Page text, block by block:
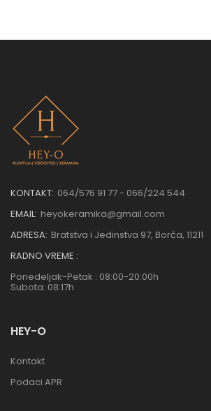
KONTAKT: 064/576 91 77 - 066/224 544
EMAIL: heyokeramika@gmail.com
ADRESA: Bratstva i Jedinstva 97, Borča, 11211
RADNO VREME :
Ponedeljak-Petak : 08:00-20:00h
Subota: 08:17h
HEY-O
Kontakt
Podaci APR